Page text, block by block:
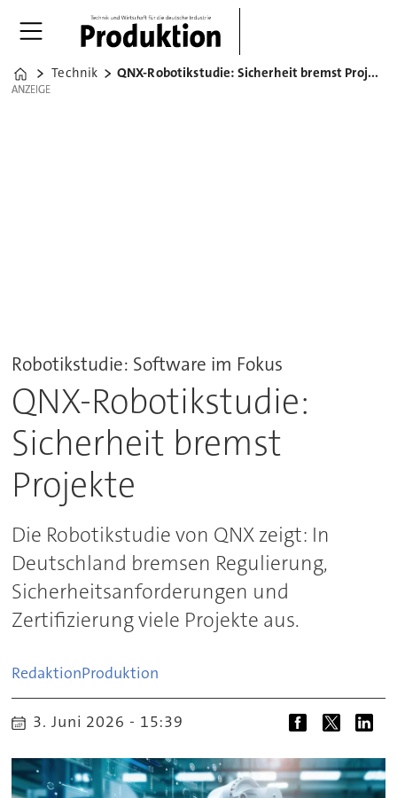
Home
Technik QNX-Robotikstudie: Sicherheit bremst Projekte
ANZEIGE
ANZEIGE
Robotikstudie: Software im Fokus
QNX-Robotikstudie:
Sicherheit bremst
Projekte
Die Robotikstudie von QNX zeigt: In
Deutschland bremsen Regulierung,
Sicherheitsanforderungen und
Zertifizierung viele Projekte aus.
RedaktionProduktion
3. Juni 2026 - 15:39